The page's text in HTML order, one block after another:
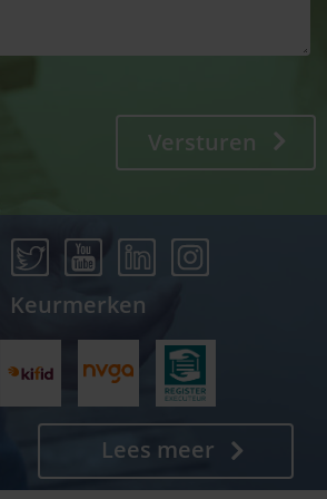
Versturen
Keurmerken
Lees meer